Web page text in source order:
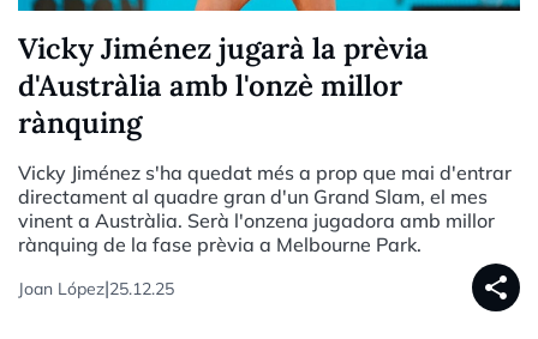
Vicky Jiménez jugarà la prèvia
d'Austràlia amb l'onzè millor
rànquing
Vicky Jiménez s'ha quedat més a prop que mai d'entrar
directament al quadre gran d'un Grand Slam, el mes
vinent a Austràlia. Serà l'onzena jugadora amb millor
rànquing de la fase prèvia a Melbourne Park.
Joan López|25.12.25 share